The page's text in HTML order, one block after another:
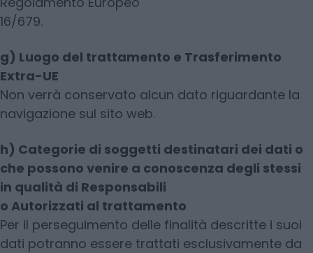
16/679.
g) Luogo del trattamento e Trasferimento
Extra-UE
Non verrà conservato alcun dato riguardante la
navigazione sul sito web.
h) Categorie di soggetti destinatari dei dati o
che possono venire a conoscenza degli stessi
in qualità di Responsabili
o Autorizzati al trattamento
Per il perseguimento delle finalità descritte i suoi
dati potranno essere trattati esclusivamente da